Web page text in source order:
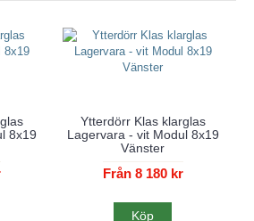
8x19
Ytterdörr Klas klarglas
Lagervara - vit Modul 8x19
Vänster
Från 8 180 kr
Köp